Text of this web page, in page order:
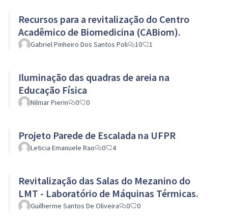
Recursos para a revitalização do Centro
Acadêmico de Biomedicina (CABiom).
Gabriel Pinheiro Dos Santos Poli 10 1
Iluminação das quadras de areia na
Educação Física
Nilmar Pierin 0 0
Projeto Parede de Escalada na UFPR
Leticia Emanuele Rao 0 4
Revitalização das Salas do Mezanino do
LMT - Laboratório de Máquinas Térmicas.
Guilherme Santos De Oliveira 0 0